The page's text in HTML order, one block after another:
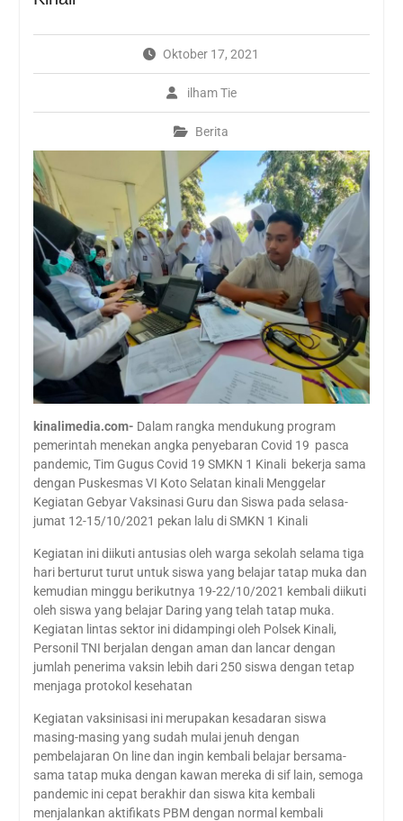
WAJAH BARU SMKN 1
KINALI SEBAGAI SMK
PUSAT KEUNGGULAN 2021
PPDB ONLINE SMK NEGERI
1 KINALI
Wajah baru SMKN1 kinali
Kunjungan industri online
by zoom ke pabrik PT. AIO
Oktober 17, 2021
ilham Tie
Berita
kinalimedia.com- Dalam rangka mendukung program
pemerintah menekan angka penyebaran Covid 19 pasca
pandemic, Tim Gugus Covid 19 SMKN 1 Kinali bekerja sama
dengan Puskesmas VI Koto Selatan kinali Menggelar
Kegiatan Gebyar Vaksinasi Guru dan Siswa pada selasa-
jumat 12-15/10/2021 pekan lalu di SMKN 1 Kinali
Kegiatan ini diikuti antusias oleh warga sekolah selama tiga
hari berturut turut untuk siswa yang belajar tatap muka dan
kemudian minggu berikutnya 19-22/10/2021 kembali diikuti
oleh siswa yang belajar Daring yang telah tatap muka.
Kegiatan lintas sektor ini didampingi oleh Polsek Kinali,
Personil TNI berjalan dengan aman dan lancar dengan
jumlah penerima vaksin lebih dari 250 siswa dengan tetap
menjaga protokol kesehatan
Kegiatan vaksinisasi ini merupakan kesadaran siswa
masing-masing yang sudah mulai jenuh dengan
pembelajaran On line dan ingin kembali belajar bersama-
sama tatap muka dengan kawan mereka di sif lain, semoga
pandemic ini cepat berakhir dan siswa kita kembali
menjalankan aktifikats PBM dengan normal kembali